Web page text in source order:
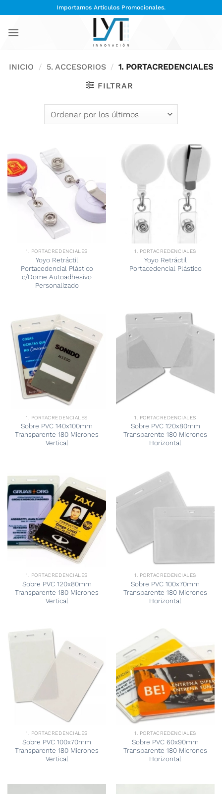
al
contenido
Importamos Artículos Promocionales.
INICIO / 5. ACCESORIOS / 1. PORTACREDENCIALES
FILTRAR
1. PORTACREDENCIALES
Yoyo Retráctil
Portacedencial Plástico
c/Dome Autoadhesivo
Personalizado
1. PORTACREDENCIALES
Yoyo Retráctil
Portacedencial Plástico
1. PORTACREDENCIALES
Sobre PVC 140x100mm
Transparente 180 Micrones
Vertical
1. PORTACREDENCIALES
Sobre PVC 120x80mm
Transparente 180 Micrones
Horizontal
1. PORTACREDENCIALES
Sobre PVC 120x80mm
Transparente 180 Micrones
Vertical
1. PORTACREDENCIALES
Sobre PVC 100x70mm
Transparente 180 Micrones
Horizontal
1. PORTACREDENCIALES
Sobre PVC 100x70mm
Transparente 180 Micrones
Vertical
1. PORTACREDENCIALES
Sobre PVC 60x90mm
Transparente 180 Micrones
Horizontal